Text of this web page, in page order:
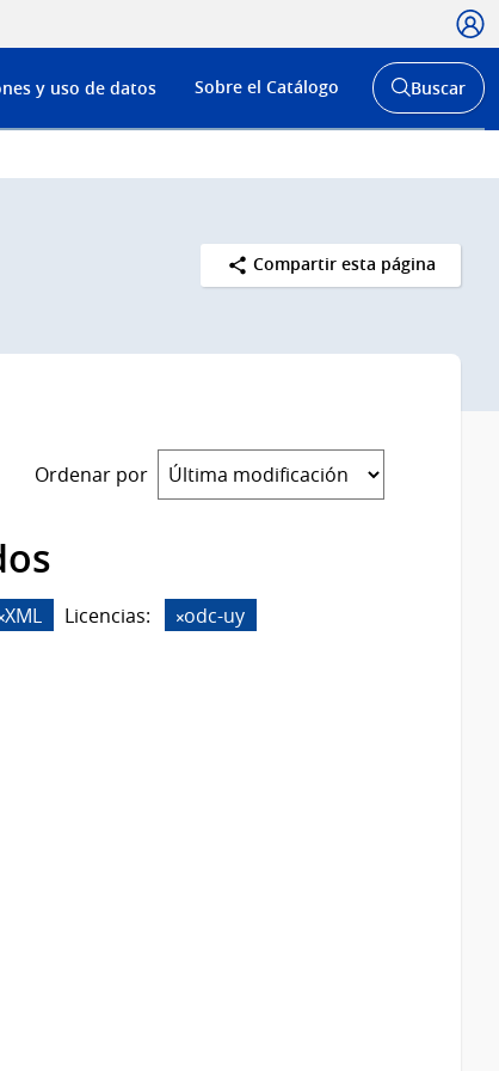
Menú
de
y uso de datos Sobre el Catálogo
Abrir
buscador
Buscar
Compartir esta página
Ordenar por
XML Licencias:
odc-uy